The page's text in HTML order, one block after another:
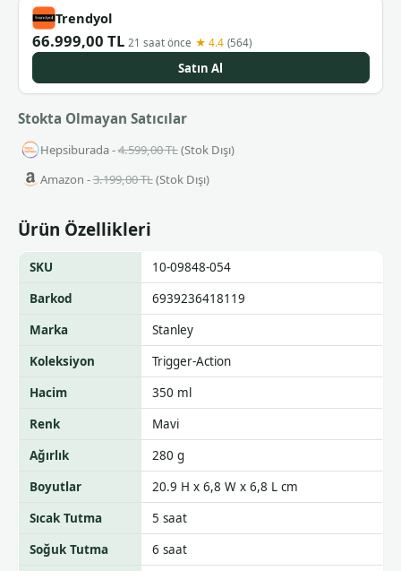
Trendyol
66.999,00 TL 21 saat önce ★ 4.4 (564)
Satın Al
Stokta Olmayan Satıcılar
Hepsiburada -4.599,00 TL(Stok Dışı)
Amazon -3.199,00 TL(Stok Dışı)
Ürün Özellikleri
SKU
10-09848-054
Barkod
6939236418119
Marka
Stanley
Koleksiyon
Trigger-Action
Hacim
350 ml
Renk
Mavi
Ağırlık
280 g
Boyutlar
20.9 H x 6,8 W x 6,8 L cm
Sıcak Tutma
5 saat
Soğuk Tutma
6 saat